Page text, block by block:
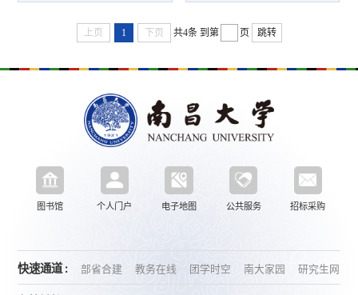
上页 1 下页 共4条 到第 页 跳转
图书馆 个人门户 电子地图 公共服务 招标采购
快速通道 : 部省合建 教务在线 团学时空 南大家园 研究生网